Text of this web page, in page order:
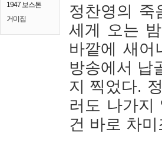
1947 보스톤
거미집
정찬영의
세게 오는
바깥에 새
방송에서 납
지 찍었다.
러도 나가지
건 바로 차미